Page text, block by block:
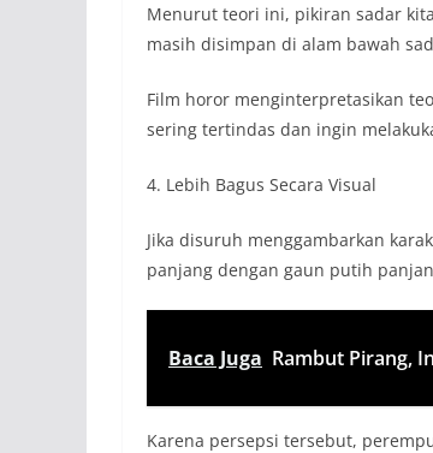
Menurut teori ini, pikiran sadar
masih disimpan di alam bawah
Film horor menginterpretasikan
sering tertindas dan ingin
4. Lebih Bagus Secara Visual
Jika disuruh menggambarkan
panjang dengan gaun putih
Baca Juga Rambut Pirang,
Karena persepsi tersebut,